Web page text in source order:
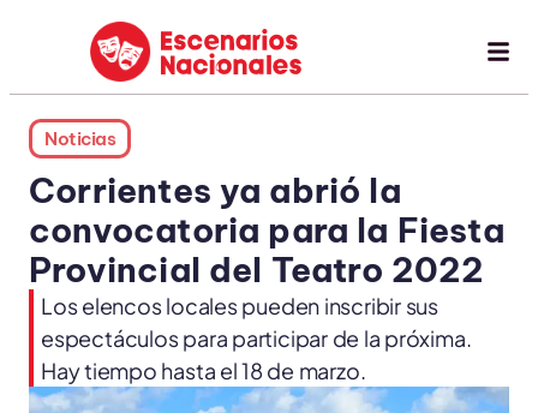
Noticias
Corrientes ya abrió la
convocatoria para la Fiesta
Provincial del Teatro 2022
Los elencos locales pueden inscribir sus
espectáculos para participar de la próxima.
Hay tiempo hasta el 18 de marzo.